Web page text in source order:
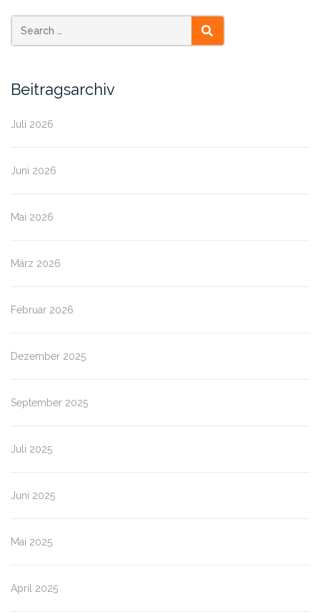
SEARCH
Beitragsarchiv
Juli 2026
Juni 2026
Mai 2026
März 2026
Februar 2026
Dezember 2025
September 2025
Juli 2025
Juni 2025
Mai 2025
April 2025